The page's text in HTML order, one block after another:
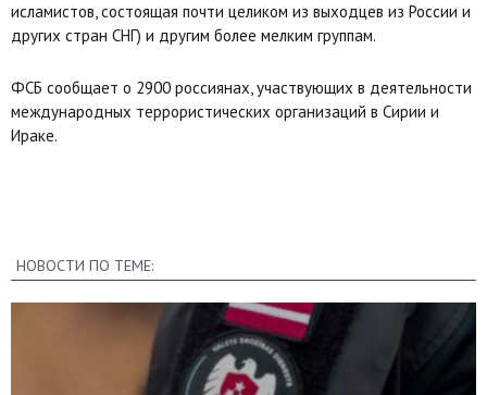
исламистов, состоящая почти целиком из выходцев из России и
других стран СНГ) и другим более мелким группам.
ФСБ сообщает о 2900 россиянах, участвующих в деятельности
международных террористических организаций в Сирии и
Ираке.
НОВОСТИ ПО ТЕМЕ: